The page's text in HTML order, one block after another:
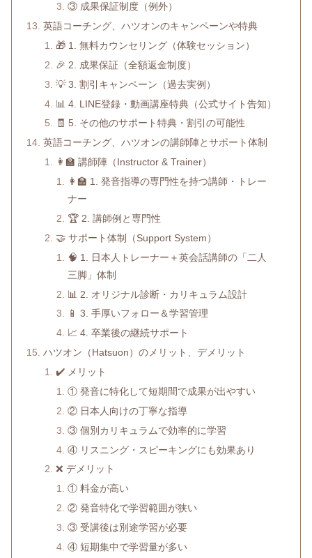
③ 成果保証制度（例外）
英語コーチング、ハツオンのキャンペーンや特典
🎁 1. 無料カウンセリング（体験セッション）
🎉 2. 成果保証（全額返金制度）
💡 3. 割引キャンペーン（過去実例）
📊 4. LINE登録・動画講座特典（公式サイト告知）
🧾 5. その他のサポート特典・割引の可能性
英語コーチング、ハツオンの講師陣とサポート体制
👩‍🏫 講師陣（Instructor & Trainer）
👩‍🏫 1. 発音指導の専門性を持つ講師・トレー
ナー
🏆 2. 講師例と専門性
🤝 サポート体制（Support System）
🧠 1. 日本人トレーナー＋英会話講師の「二人
三脚」体制
📊 2. オリジナル診断・カリキュラム設計
📱 3. 手厚いフォロー＆学習管理
📈 4. 卒業後の継続サポート
ハツオン（Hatsuon）のメリット、デメリット
✔️ メリット
① 発音に特化して短期間で成果が出やすい
② 日本人向けの丁寧な指導
③ 個別カリキュラムで効率的に学習
④ リスニング・スピーキングにも効果あり
❌ デメリット
① 料金が高い
② 発音特化で学習範囲が狭い
③ 受講後は別途学習が必要
④ 短期集中で学習量が多い